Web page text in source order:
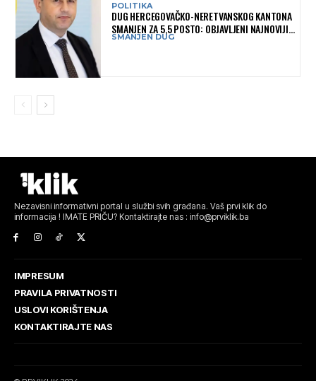
POLITIKA
DUG HERCEGOVAČKO-NERETVANSKOG KANTONA
SMANJEN ZA 5,5 POSTO: OBJAVLJENI NAJNOVIJI
PODACI MINISTARSTVA FINANSIJA
SMANJEN DUG
Nezavisni informativni portal u službi svih građana. Vaš prvi klik do
informacija ! IMATE PRIČU? Kontaktirajte nas : info@prviklik.ba
IMPRESUM
PRAVILA PRIVATNOSTI
USLOVI KORIŠTENJA
KONTAKTIRAJTE NAS